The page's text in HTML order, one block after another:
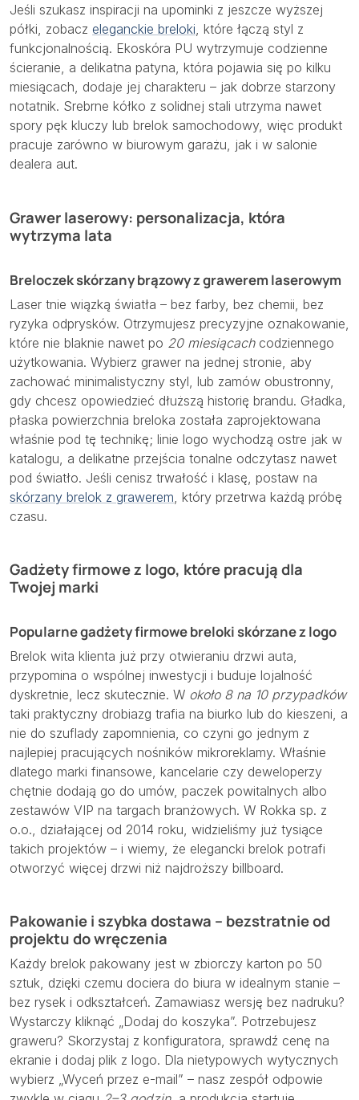
Jeśli szukasz inspiracji na upominki z jeszcze wyższej
półki, zobacz eleganckie breloki, które łączą styl z
funkcjonalnością. Ekoskóra PU wytrzymuje codzienne
ścieranie, a delikatna patyna, która pojawia się po kilku
miesiącach, dodaje jej charakteru – jak dobrze starzony
notatnik. Srebrne kółko z solidnej stali utrzyma nawet
spory pęk kluczy lub brelok samochodowy, więc produkt
pracuje zarówno w biurowym garażu, jak i w salonie
dealera aut.
Grawer laserowy: personalizacja, która
wytrzyma lata
Breloczek skórzany brązowy z grawerem laserowym
Laser tnie wiązką światła – bez farby, bez chemii, bez
ryzyka odprysków. Otrzymujesz precyzyjne oznakowanie,
które nie blaknie nawet po 20 miesiącachcodziennego
użytkowania. Wybierz grawer na jednej stronie, aby
zachować minimalistyczny styl, lub zamów obustronny,
gdy chcesz opowiedzieć dłuższą historię brandu. Gładka,
płaska powierzchnia breloka została zaprojektowana
właśnie pod tę technikę; linie logo wychodzą ostre jak w
katalogu, a delikatne przejścia tonalne odczytasz nawet
pod światło. Jeśli cenisz trwałość i klasę, postaw na
skórzany brelok z grawerem , który przetrwa każdą próbę
czasu.
Gadżety firmowe z logo, które pracują dla
Twojej marki
Popularne gadżety firmowe breloki skórzane z logo
Brelok wita klienta już przy otwieraniu drzwi auta,
przypomina o wspólnej inwestycji i buduje lojalność
dyskretnie, lecz skutecznie. W około 8 na 10 przypadków
taki praktyczny drobiazg trafia na biurko lub do kieszeni, a
nie do szuflady zapomnienia, co czyni go jednym z
najlepiej pracujących nośników mikroreklamy. Właśnie
dlatego marki finansowe, kancelarie czy deweloperzy
chętnie dodają go do umów, paczek powitalnych albo
zestawów VIP na targach branżowych. W Rokka sp. z
o.o., działającej od 2014 roku, widzieliśmy już tysiące
takich projektów – i wiemy, że elegancki brelok potrafi
otworzyć więcej drzwi niż najdroższy billboard.
Pakowanie i szybka dostawa – bezstratnie od
projektu do wręczenia
Każdy brelok pakowany jest w zbiorczy karton po 50
sztuk, dzięki czemu dociera do biura w idealnym stanie –
bez rysek i odkształceń. Zamawiasz wersję bez nadruku?
Wystarczy kliknąć „Dodaj do koszyka”. Potrzebujesz
graweru? Skorzystaj z konfiguratora, sprawdź cenę na
ekranie i dodaj plik z logo. Dla nietypowych wytycznych
wybierz „Wyceń przez e-mail” – nasz zespół odpowie